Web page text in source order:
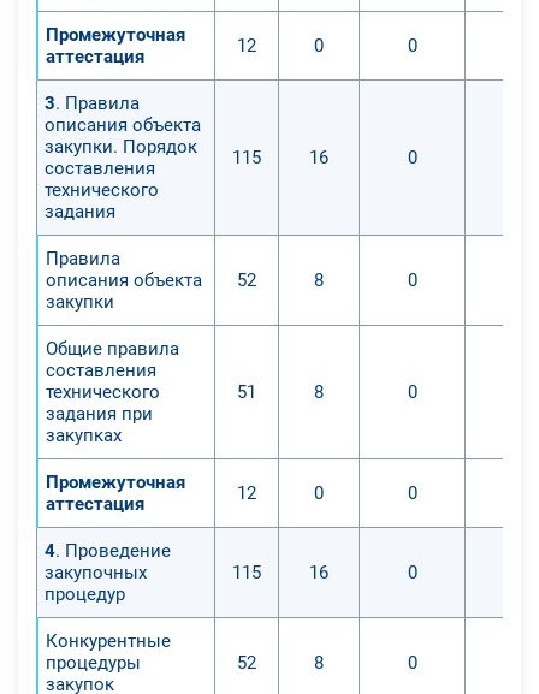
Промежуточная
аттестация
12 0 0
3. Правила
описания объекта
закупки. Порядок
составления
технического
задания
115 16 0
Правила
описания объекта
закупки
52 8 0
Общие правила
составления
технического
задания при
закупках
51 8 0
Промежуточная
аттестация
12 0 0
4. Проведение
закупочных
процедур
115 16 0
Конкурентные
процедуры
закупок
52 8 0